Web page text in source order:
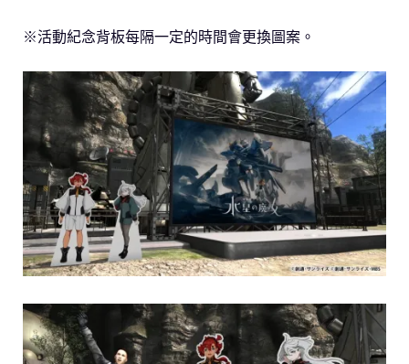
※活動紀念背板每隔一定的時間會更換圖案。